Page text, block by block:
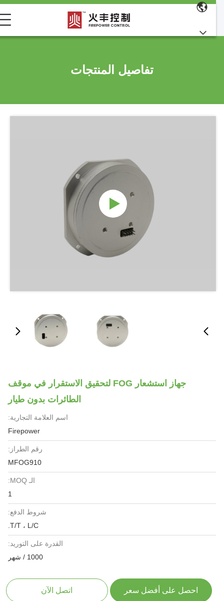
تفاصيل المنتجات
جهاز استشعار FOG لتحقيق الاستقرار في موقف
الطائرات بدون طيار
اسم العلامة التجارية:
Firepower
رقم الطراز:
MFOG910
الـ MOQ:
شروط الدفع:
T/T ، L/C.
القدرة على التوريد:
1000 / شهر
احصل على أفضل سعر اتصل الآن